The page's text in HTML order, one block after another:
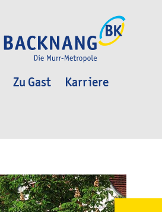
Zu Gast
Karriere